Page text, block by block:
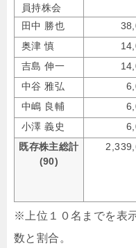
員持株会
田中 勝也
奥津 慎
吉島 伸一
中谷 雅弘
中嶋 良輔
小澤 義史
既存株主総計
(90)
※上位１０名までを表
数と割合。